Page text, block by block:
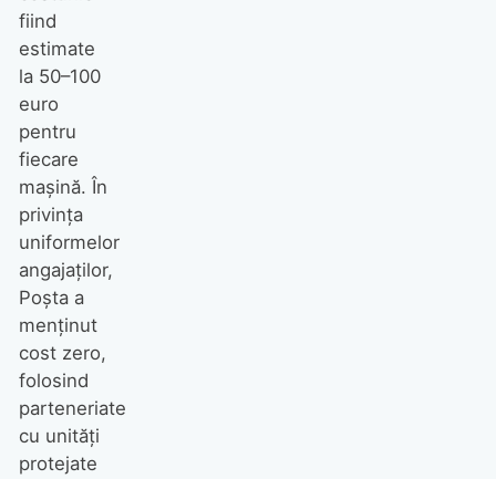
fiind
estimate
la 50–100
euro
pentru
fiecare
mașină. În
privința
uniformelor
angajaților,
Poșta a
menținut
cost zero,
folosind
parteneriate
cu unități
protejate